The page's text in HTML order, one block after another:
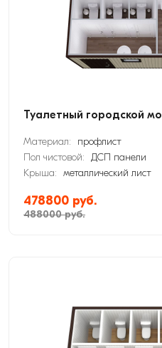
Туалетный городской
Материал:
профлист
Пол чистовой: ДСП панели
Крыша: металлический лист
478800 руб.
488000 руб.